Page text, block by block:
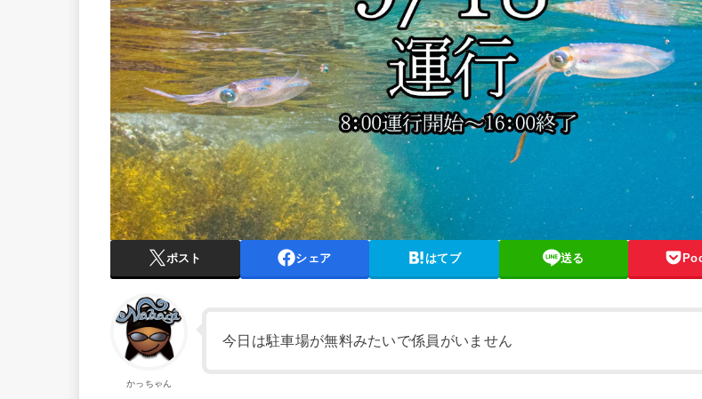
ポスト シェア はてブ 送る
かっちゃん
今日は駐車場が無料みたいで係員がいません